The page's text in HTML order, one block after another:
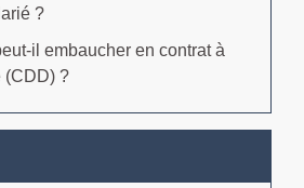
?
il embaucher en contrat à
(CDD) ?